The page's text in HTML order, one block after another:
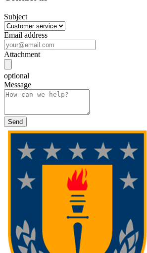
Subject
Email address
Attachment
optional
Message